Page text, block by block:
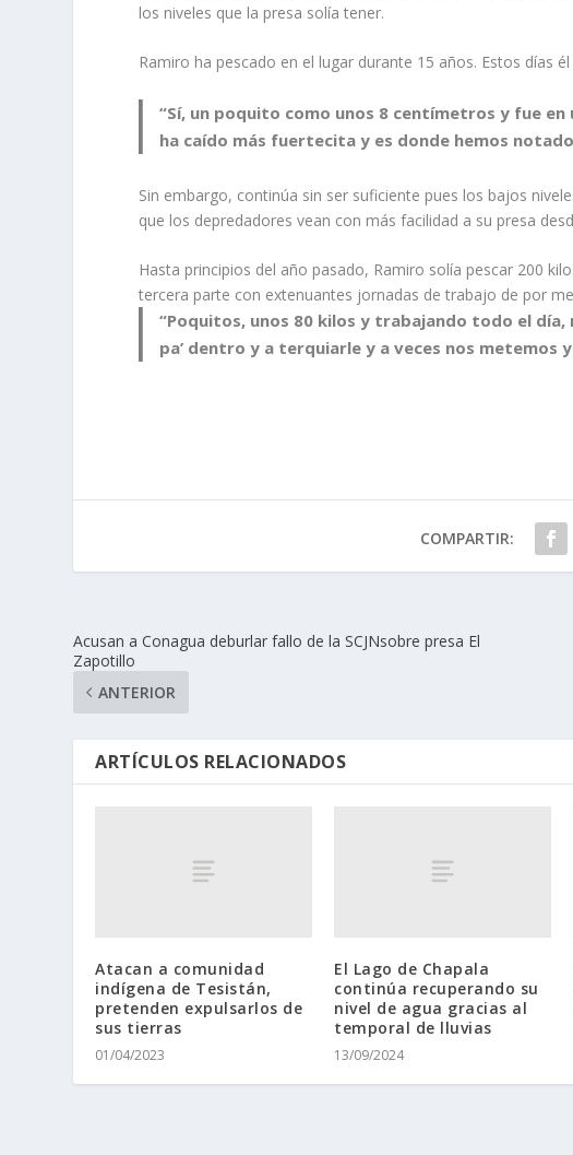
los niveles que la presa solía tener.
Ramiro ha pescado en el lugar durante 15 años. Estos días
“Sí, un poquito como unos 8 centímetros y fue
ha caído más fuertecita y es donde hemos
Sin embargo, continúa sin ser suficiente pues los bajos
que los depredadores vean con más facilidad a su presa
Hasta principios del año pasado, Ramiro solía pescar 200
tercera parte con extenuantes jornadas de trabajo de por
“Poquitos, unos 80 kilos y trabajando todo el
pa’ dentro y a terquiarle y a veces nos metemos
COMPARTIR:
Acusan a Conagua deburlar fallo de la SCJNsobre presa El
Zapotillo
ANTERIOR
ARTÍCULOS RELACIONADOS
Atacan a comunidad
indígena de Tesistán,
pretenden expulsarlos de
sus tierras
01/04/2023
El Lago de Chapala
continúa recuperando su
nivel de agua gracias al
temporal de lluvias
13/09/2024